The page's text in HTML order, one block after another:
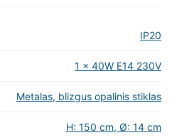
IP20
1 x 40W E14 230V
Metalas, blizgus opalinis stiklas
H: 150 cm, Ø: 14 cm